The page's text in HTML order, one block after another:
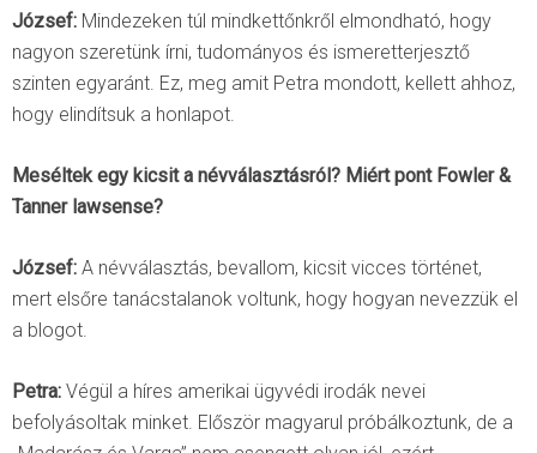
József: Mindezeken túl mindkettőnkről elmondható, hogy
nagyon szeretünk írni, tudományos és ismeretterjesztő
szinten egyaránt. Ez, meg amit Petra mondott, kellett ahhoz,
hogy elindítsuk a honlapot.
Meséltek egy kicsit a névválasztásról? Miért pont Fowler &
Tanner lawsense?
József: A névválasztás, bevallom, kicsit vicces történet,
mert elsőre tanácstalanok voltunk, hogy hogyan nevezzük el
a blogot.
Petra: Végül a híres amerikai ügyvédi irodák nevei
befolyásoltak minket. Először magyarul próbálkoztunk, de a